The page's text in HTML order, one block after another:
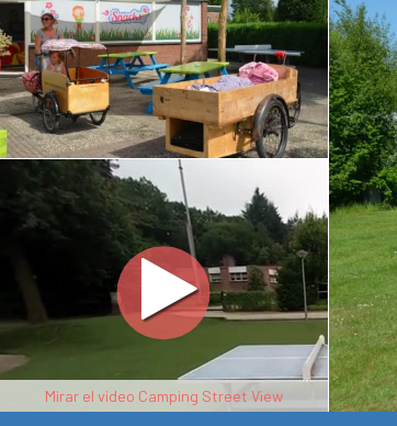
Mirar el video Camping Street View